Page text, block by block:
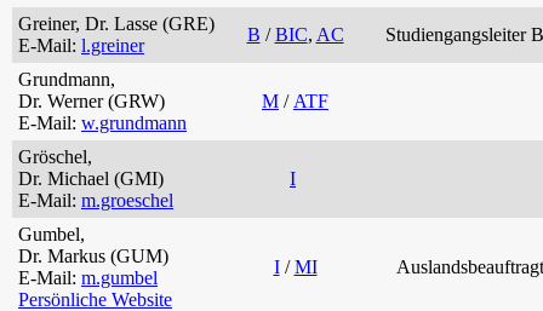
Greiner, Dr. Lasse (GRE)
E-Mail: l.greiner
B /BIC, AC Studiengangsleiter
Grundmann,
Dr. Werner (GRW)
E-Mail: w.grundmann
M / ATF
Gröschel,
Dr. Michael (GMI)
E-Mail: m.groeschel
I
Gumbel,
Dr. Markus (GUM)
E-Mail: m.gumbel
Persönliche Website
I/MI